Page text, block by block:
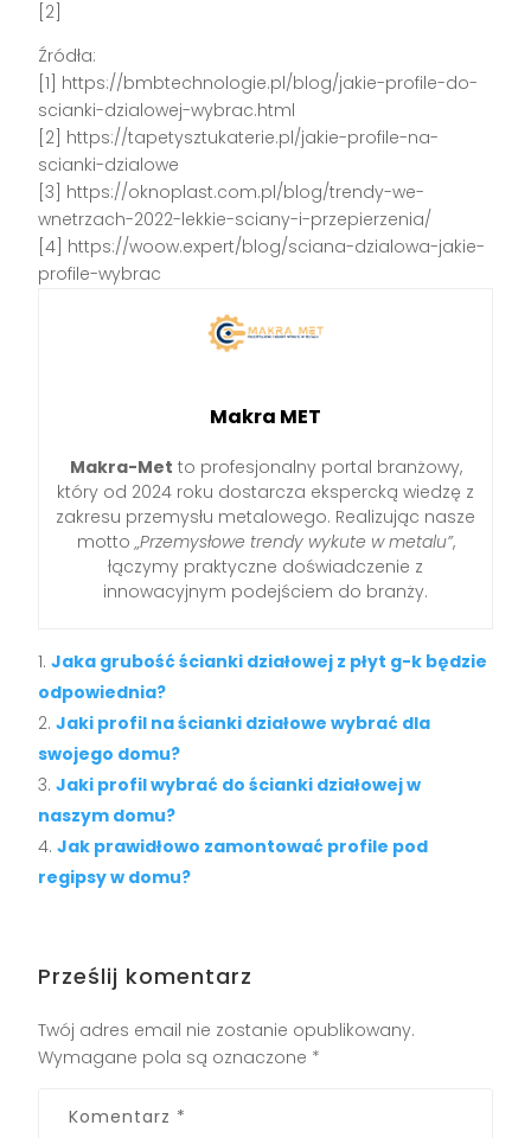
[2]
Źródła:
[1] https://bmbtechnologie.pl/blog/jakie-profile-do-
scianki-dzialowej-wybrac.html
[2] https://tapetysztukaterie.pl/jakie-profile-na-
scianki-dzialowe
[3] https://oknoplast.com.pl/blog/trendy-we-
wnetrzach-2022-lekkie-sciany-i-przepierzenia/
[4] https://woow.expert/blog/sciana-dzialowa-jakie-
profile-wybrac
Makra MET
Makra-Met to profesjonalny portal branżowy,
który od 2024 roku dostarcza ekspercką wiedzę z
zakresu przemysłu metalowego. Realizując nasze
motto„Przemysłowe trendy wykute w metalu”,
łączymy praktyczne doświadczenie z
innowacyjnym podejściem do branży.
Jaka grubość ścianki działowej z płyt g-k będzie
odpowiednia?
Jaki profil na ścianki działowe wybrać dla
swojego domu?
Jaki profil wybrać do ścianki działowej w
naszym domu?
Jak prawidłowo zamontować profile pod
regipsy w domu?
Prześlij komentarz
Twój adres email nie zostanie opublikowany.
Wymagane pola są oznaczone *